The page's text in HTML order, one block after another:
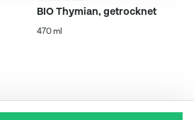
BIO Thymian, getrocknet
470 ml